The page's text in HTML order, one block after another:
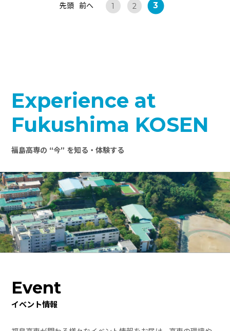
先頭 前へ 1 2 3
Experience at
Fukushima KOSEN
福島高専の “今” を知る・体験する
Event
イベント情報